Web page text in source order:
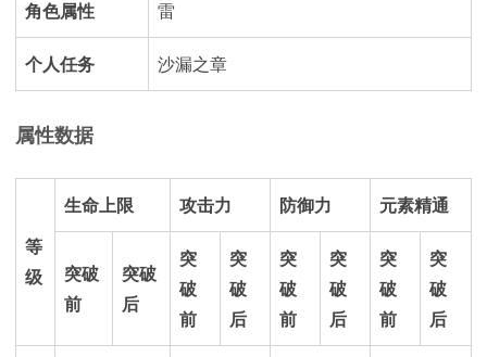
角色属性 雷
个人任务 沙漏之章
属性数据
等
级
生命上限 攻击力 防御力 元素精通
突破
前
突破
后
突
破
前
突
破
后
突
破
前
突
破
后
突
破
前
突
破
后